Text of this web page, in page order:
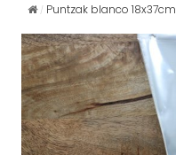
Puntzak blanco 18x37cm